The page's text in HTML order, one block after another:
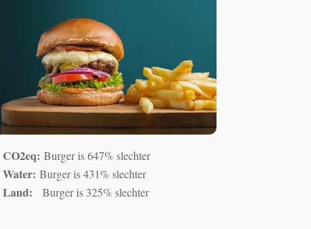
CO2eq: Burger is 647% slechter
Water: Burger is 431% slechter
Land: Burger is 325% slechter